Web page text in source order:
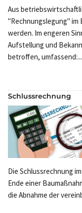
Aus
"Rechnungslegung"
werden. Im engeren
Aufstellung und
betroffen, umfassend:...
Schlussrechnung
Die Schlussrechnung
Ende einer
die Abnahme der